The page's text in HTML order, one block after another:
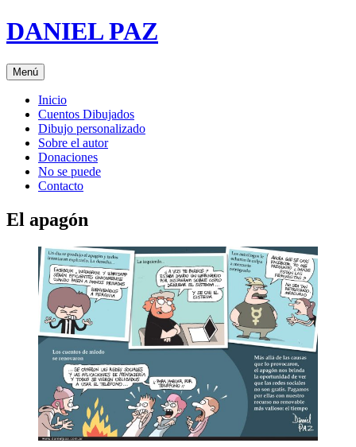
Saltar
al
DANIEL PAZ
Menú
Inicio
Cuentos Dibujados
Dibujo personalizado
Sobre el autor
Donaciones
No se puede
Contacto
El apagón